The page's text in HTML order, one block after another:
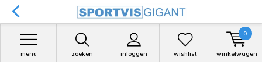
zoeken inloggen
menu wishlist winkelwagen
0